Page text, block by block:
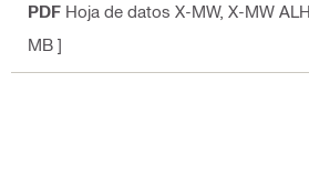
PDF Hoja de datos X-MW, X-MW ALH
MB ]